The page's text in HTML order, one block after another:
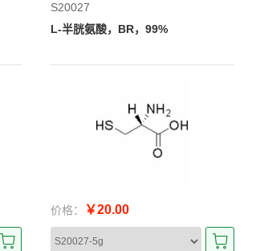
S20027
L-半胱氨酸，BR，99%
价格： ￥20.00